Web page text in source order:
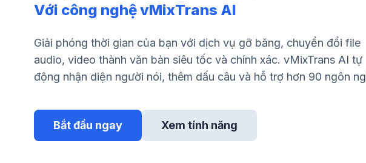
Với công nghệ vMixTrans AI
Giải phóng thời gian của bạn với dịch vụ gỡ băng, chuyển đổi file
audio, video thành văn bản siêu tốc và chính xác. vMixTrans AI tự
động nhận diện người nói, thêm dấu câu và hỗ trợ hơn 90 ngôn
Bắt đầu ngay Xem tính năng